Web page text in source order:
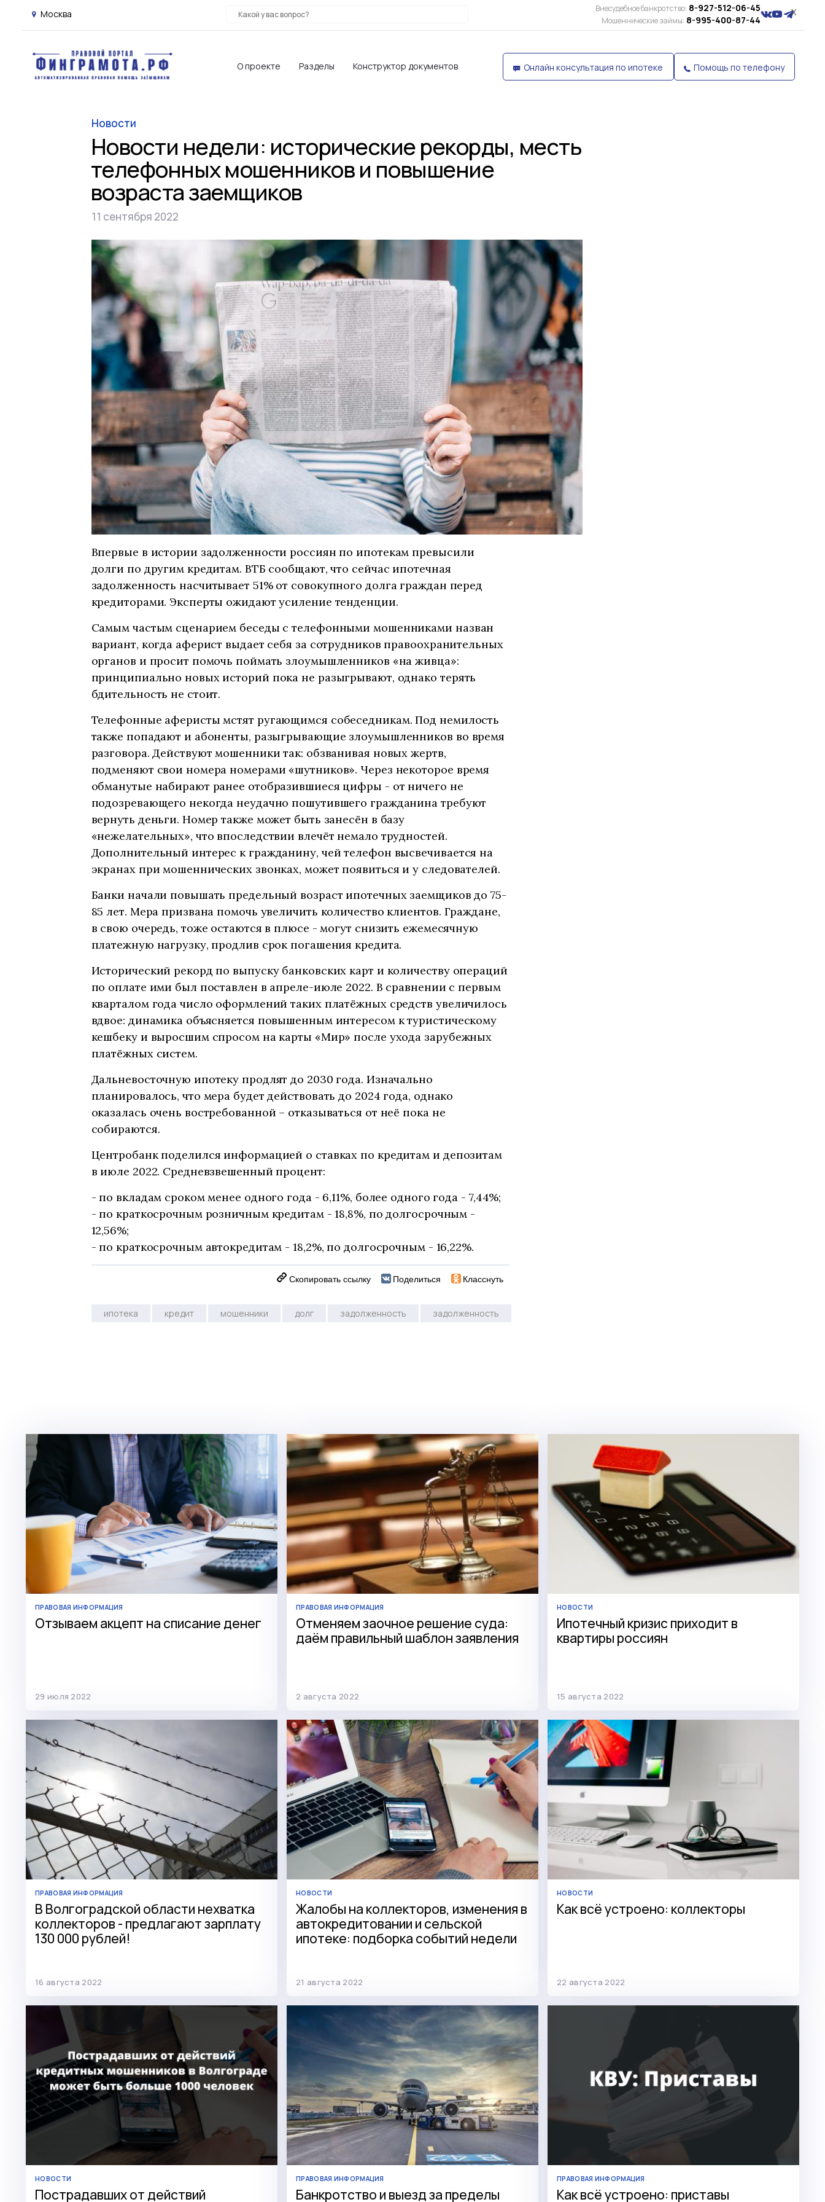
Москва X
Внесудебное банкротство: 8-927-512-06-45
Мошеннические займы: 8-995-400-87-44
О проекте Разделы Конструктор документов Онлайн консультация по ипотеке Помощь по телефону
Новости
Новости недели: исторические рекорды, месть
телефонных мошенников и повышение
возраста заемщиков
11 сентября 2022
Впервые в истории задолженности россиян по ипотекам превысили
долги по другим кредитам. ВТБ сообщают, что сейчас ипотечная
задолженность насчитывает 51% от совокупного долга граждан перед
кредиторами. Эксперты ожидают усиление тенденции.
Самым частым сценарием беседы с телефонными мошенниками назван
вариант, когда аферист выдает себя за сотрудников правоохранительных
органов и просит помочь поймать злоумышленников «на живца»:
принципиально новых историй пока не разыгрывают, однако терять
бдительность не стоит.
Телефонные аферисты мстят ругающимся собеседникам. Под немилость
также попадают и абоненты, разыгрывающие злоумышленников во время
разговора. Действуют мошенники так: обзванивая новых жертв,
подменяют свои номера номерами «шутников». Через некоторое время
обманутые набирают ранее отобразившиеся цифры - от ничего не
подозревающего некогда неудачно пошутившего гражданина требуют
вернуть деньги. Номер также может быть занесён в базу
«нежелательных», что впоследствии влечёт немало трудностей.
Дополнительный интерес к гражданину, чей телефон высвечивается на
экранах при мошеннических звонках, может появиться и у следователей.
Банки начали повышать предельный возраст ипотечных заемщиков до 75-
85 лет. Мера призвана помочь увеличить количество клиентов. Граждане,
в свою очередь, тоже остаются в плюсе - могут снизить ежемесячную
платежную нагрузку, продлив срок погашения кредита.
Исторический рекорд по выпуску банковских карт и количеству операций
по оплате ими был поставлен в апреле-июле 2022. В сравнении с первым
кварталом года число оформлений таких платёжных средств увеличилось
вдвое: динамика объясняется повышенным интересом к туристическому
кешбеку и выросшим спросом на карты «Мир» после ухода зарубежных
платёжных систем.
Дальневосточную ипотеку продлят до 2030 года. Изначально
планировалось, что мера будет действовать до 2024 года, однако
оказалась очень востребованной – отказываться от неё пока не
собираются.
Центробанк поделился информацией о ставках по кредитам и депозитам
в июле 2022. Средневзвешенный процент:
- по вкладам сроком менее одного года - 6,11%, более одного года - 7,44%;
- по краткосрочным розничным кредитам - 18,8%, по долгосрочным -
12,56%;
- по краткосрочным автокредитам - 18,2%, по долгосрочным - 16,22%.
Скопировать ссылку Поделиться Класснуть
ипотека кредит мошенники долг задолженность задолженность
ПРАВОВАЯ ИНФОРМАЦИЯ
Отзываем акцепт на списание денег
29 июля 2022
ПРАВОВАЯ ИНФОРМАЦИЯ
Отменяем заочное решение суда:
даём правильный шаблон заявления
2 августа 2022
НОВОСТИ
Ипотечный кризис приходит в
квартиры россиян
15 августа 2022
ПРАВОВАЯ ИНФОРМАЦИЯ
В Волгоградской области нехватка
коллекторов - предлагают зарплату
130 000 рублей!
16 августа 2022
НОВОСТИ
Жалобы на коллекторов, изменения в
автокредитовании и сельской
ипотеке: подборка событий недели
21 августа 2022
НОВОСТИ
Как всё устроено: коллекторы
22 августа 2022
НОВОСТИ
Пострадавших от действий
ПРАВОВАЯ ИНФОРМАЦИЯ
Банкротство и выезд за пределы
ПРАВОВАЯ ИНФОРМАЦИЯ
Как всё устроено: приставы